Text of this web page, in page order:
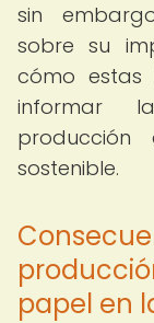
sin
sobre su
cómo estas
informar
sostenible.
papel en